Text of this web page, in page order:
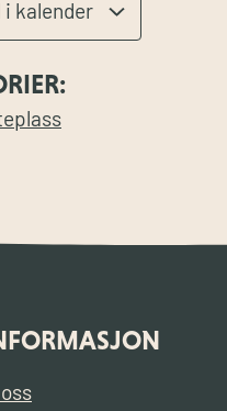
i kalender